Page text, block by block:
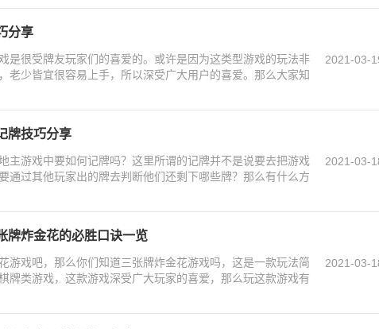
分享
是很受牌友玩家们的喜爱的。或许是因为这类型游戏的玩法非
老少皆宜很容易上手，所以深受广大用户的喜爱。那么大家知
2021-03-
牌技巧分享
主游戏中要如何记牌吗？这里所谓的记牌并不是说要去把游戏
通过其他玩家出的牌去判断他们还剩下哪些牌？那么有什么方
2021-03-
牌炸金花的必胜口诀一览
游戏吧，那么你们知道三张牌炸金花游戏吗，这是一款玩法简
牌类游戏，这款游戏深受广大玩家的喜爱，那么玩这款游戏有
2021-03-